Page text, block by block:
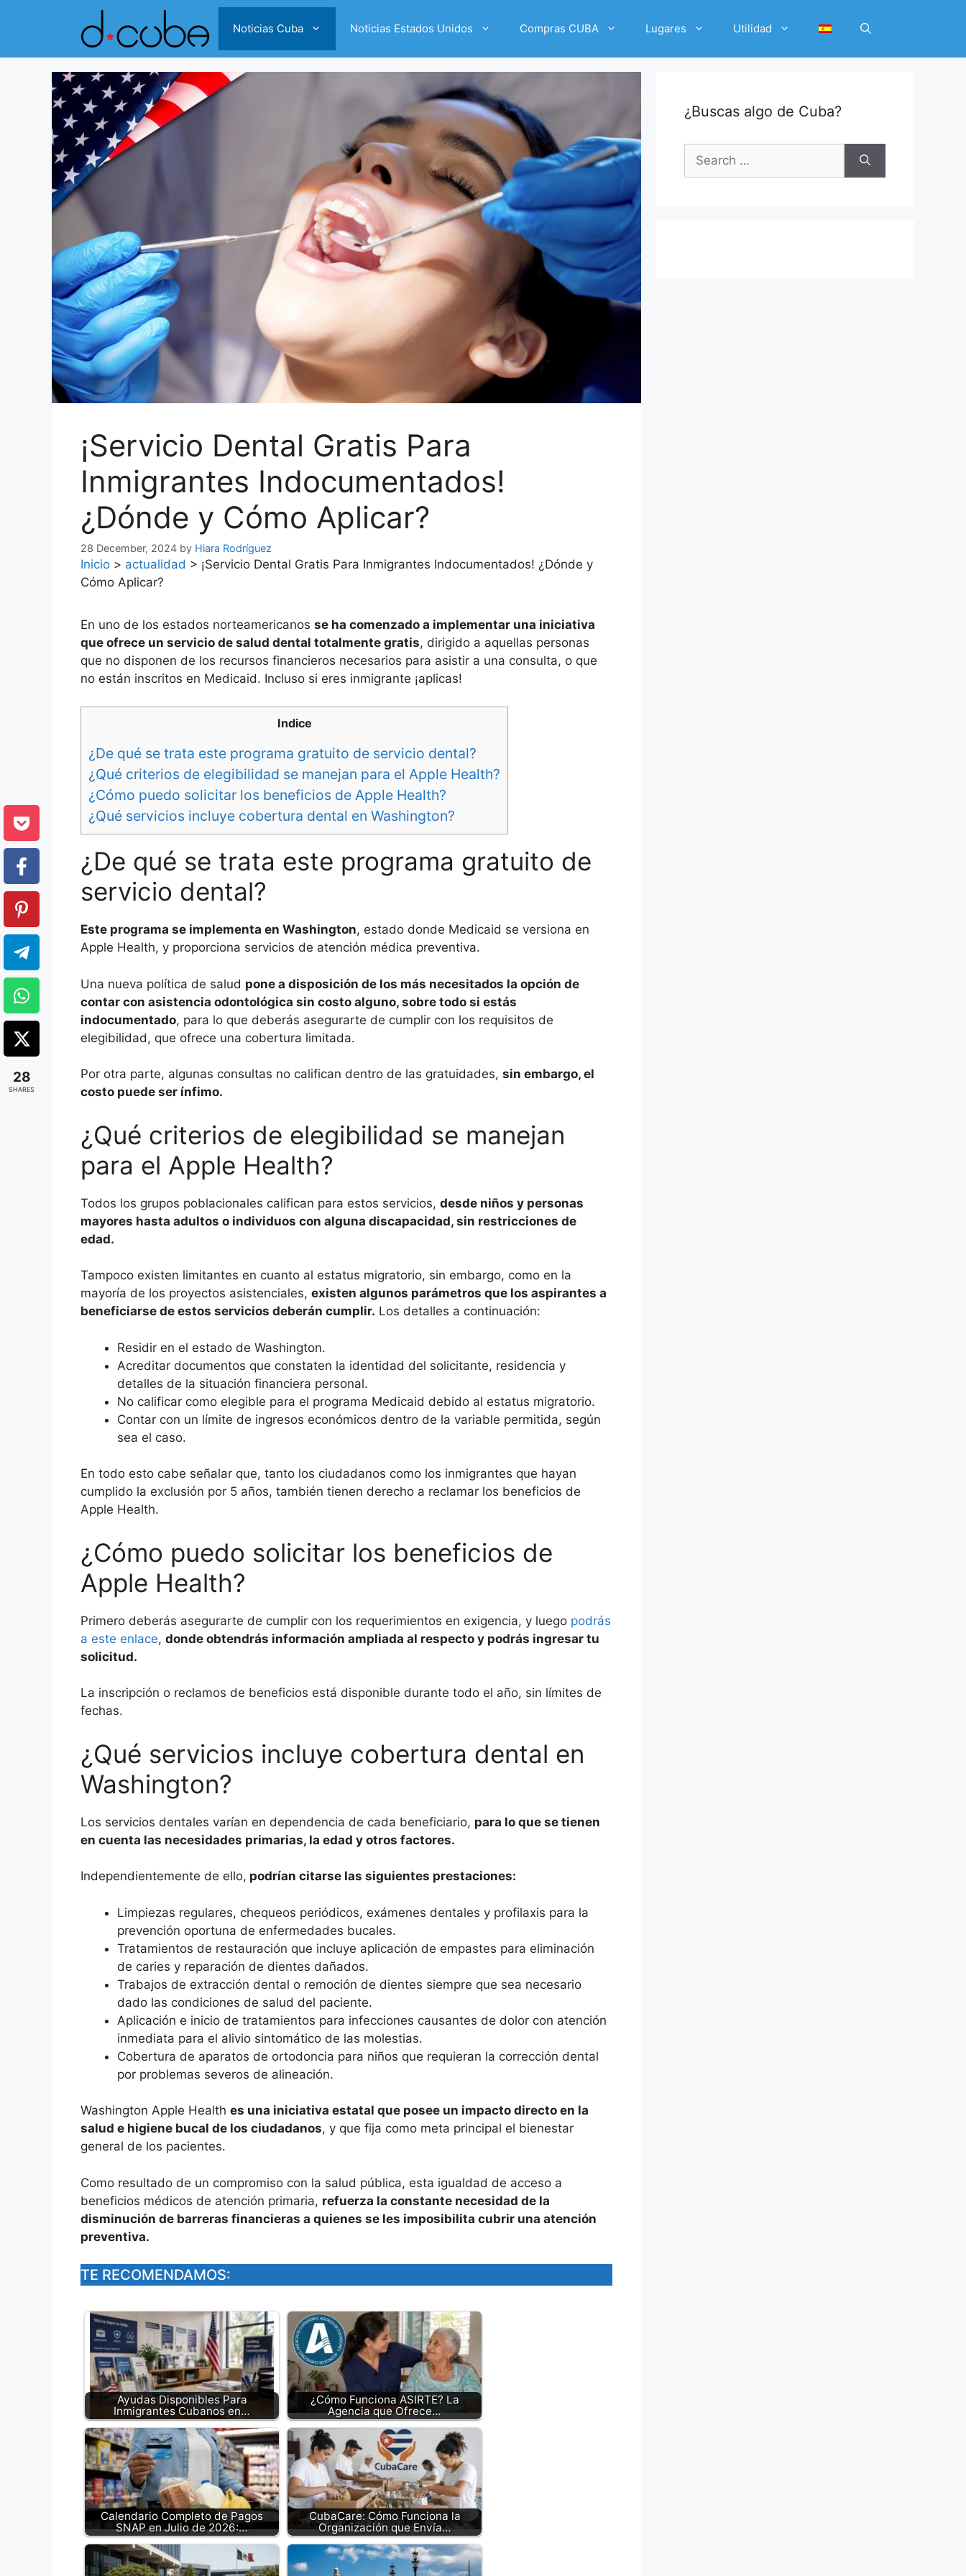
Noticias Cuba Noticias Estados Unidos Compras CUBA Lugares Utilidad
¡Servicio Dental Gratis Para
Inmigrantes Indocumentados!
¿Dónde y Cómo Aplicar?
28 December, 2024 by Hiara Rodríguez
Inicio > actualidad > ¡Servicio Dental Gratis Para Inmigrantes Indocumentados! ¿Dónde y
Cómo Aplicar?
En uno de los estados norteamericanos se ha comenzado a implementar una iniciativa
que ofrece un servicio de salud dental totalmente gratis, dirigido a aquellas personas
que no disponen de los recursos financieros necesarios para asistir a una consulta, o que
no están inscritos en Medicaid. Incluso si eres inmigrante ¡aplicas!
Indice
¿De qué se trata este programa gratuito de servicio dental?
¿Qué criterios de elegibilidad se manejan para el Apple Health?
¿Cómo puedo solicitar los beneficios de Apple Health?
¿Qué servicios incluye cobertura dental en Washington?
¿De qué se trata este programa gratuito de
servicio dental?
Este programa se implementa en Washington, estado donde Medicaid se versiona en
Apple Health, y proporciona servicios de atención médica preventiva.
Una nueva política de salud pone a disposición de los más necesitados la opción de
contar con asistencia odontológica sin costo alguno, sobre todo si estás
indocumentado, para lo que deberás asegurarte de cumplir con los requisitos de
elegibilidad, que ofrece una cobertura limitada.
Por otra parte, algunas consultas no califican dentro de las gratuidades, sin embargo, el
costo puede ser ínfimo.
¿Qué criterios de elegibilidad se manejan
para el Apple Health?
Todos los grupos poblacionales califican para estos servicios, desde niños y personas
mayores hasta adultos o individuos con alguna discapacidad, sin restricciones de
edad.
Tampoco existen limitantes en cuanto al estatus migratorio, sin embargo, como en la
mayoría de los proyectos asistenciales, existen algunos parámetros que los aspirantes a
beneficiarse de estos servicios deberán cumplir. Los detalles a continuación:
Residir en el estado de Washington.
Acreditar documentos que constaten la identidad del solicitante, residencia y
detalles de la situación financiera personal.
No calificar como elegible para el programa Medicaid debido al estatus migratorio.
Contar con un límite de ingresos económicos dentro de la variable permitida, según
sea el caso.
En todo esto cabe señalar que, tanto los ciudadanos como los inmigrantes que hayan
cumplido la exclusión por 5 años, también tienen derecho a reclamar los beneficios de
Apple Health.
¿Cómo puedo solicitar los beneficios de
Apple Health?
Primero deberás asegurarte de cumplir con los requerimientos en exigencia, y luego podrás
a este enlace, donde obtendrás información ampliada al respecto y podrás ingresar tu
solicitud.
La inscripción o reclamos de beneficios está disponible durante todo el año, sin límites de
fechas.
¿Qué servicios incluye cobertura dental en
Washington?
Los servicios dentales varían en dependencia de cada beneficiario, para lo que se tienen
en cuenta las necesidades primarias, la edad y otros factores.
Independientemente de ello, podrían citarse las siguientes prestaciones:
Limpiezas regulares, chequeos periódicos, exámenes dentales y profilaxis para la
prevención oportuna de enfermedades bucales.
Tratamientos de restauración que incluye aplicación de empastes para eliminación
de caries y reparación de dientes dañados.
Trabajos de extracción dental o remoción de dientes siempre que sea necesario
dado las condiciones de salud del paciente.
Aplicación e inicio de tratamientos para infecciones causantes de dolor con atención
inmediata para el alivio sintomático de las molestias.
Cobertura de aparatos de ortodoncia para niños que requieran la corrección dental
por problemas severos de alineación.
Washington Apple Health es una iniciativa estatal que posee un impacto directo en la
salud e higiene bucal de los ciudadanos, y que fija como meta principal el bienestar
general de los pacientes.
Como resultado de un compromiso con la salud pública, esta igualdad de acceso a
beneficios médicos de atención primaria, refuerza la constante necesidad de la
disminución de barreras financieras a quienes se les imposibilita cubrir una atención
preventiva.
TE RECOMENDAMOS:
Ayudas Disponibles Para
Inmigrantes Cubanos en…
¿Cómo Funciona ASIRTE? La
Agencia que Ofrece…
Calendario Completo de Pagos
SNAP en Julio de 2026:…
CubaCare: Cómo Funciona la
Organización que Envía…
¿Buscas algo de Cuba?
Search
for:
28
SHARES